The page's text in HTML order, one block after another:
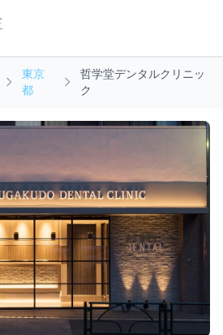
東京
都
哲学堂デンタルクリニッ
ク